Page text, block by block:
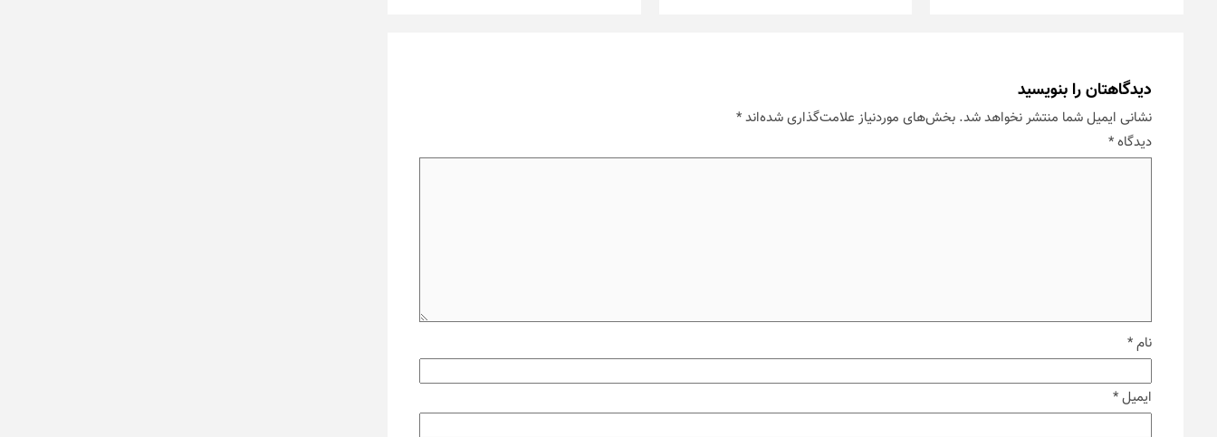
دیدگاهتان را بنویسید
نشانی ایمیل شما منتشر نخواهد شد. بخش‌های موردنیاز علامت‌گذاری شده‌اند*
دیدگاه*
نام*
ایمیل*